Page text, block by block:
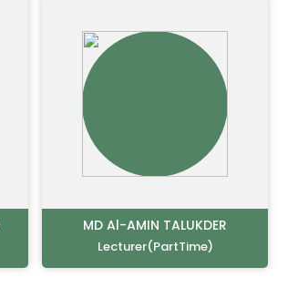
MD Al-AMIN TALUKDER
Lecturer(PartTime)